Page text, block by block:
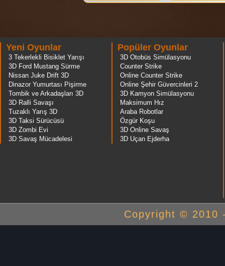
Yeni Oyunlar
3 Tekerlekli Bisiklet Yarışı
3D Ford Mustang Sürme
Nissan Juke Drift 3D
Dinazor Yumurtası Pişirme
Tombik ve Arkadaşları 3D
3D Ralli Savaşı
Tuzaklı Yarış 3D
3D Taksi Sürücüsü
3D Zombi Evi
3D Savaş Mücadelesi
Popüler Oyunlar
3D Otobüs Simülasyonu
Counter Strike
Online Counter Strike
Online Şehir Güvercinleri 2
3D Kamyon Simülasyonu
Maksimum Hız
Araba Robotlar
Özgür Koşu
3D Online Savaş
3D Uçan Ejderha
Copyright © 2010